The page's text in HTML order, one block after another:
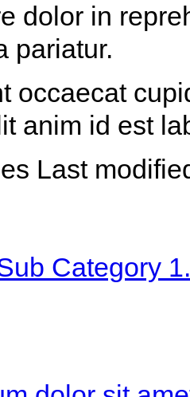
dolor in
pariatur.
occaecat
anim id est
Last
Category